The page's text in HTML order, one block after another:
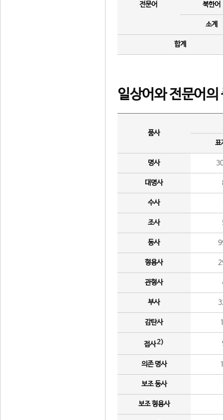
전문어 북한어
소계
합계
일상어와 전문어의
품사
표
명사
대명사
수사
조사
동사
형용사
관형사
부사
감탄사
접사2)
의존 명사
보조 동사
보조 형용사